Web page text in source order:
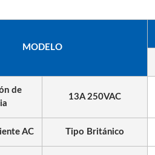
MODELO
de
13A 250VAC
AC Tipo Británico
Rack EU/US